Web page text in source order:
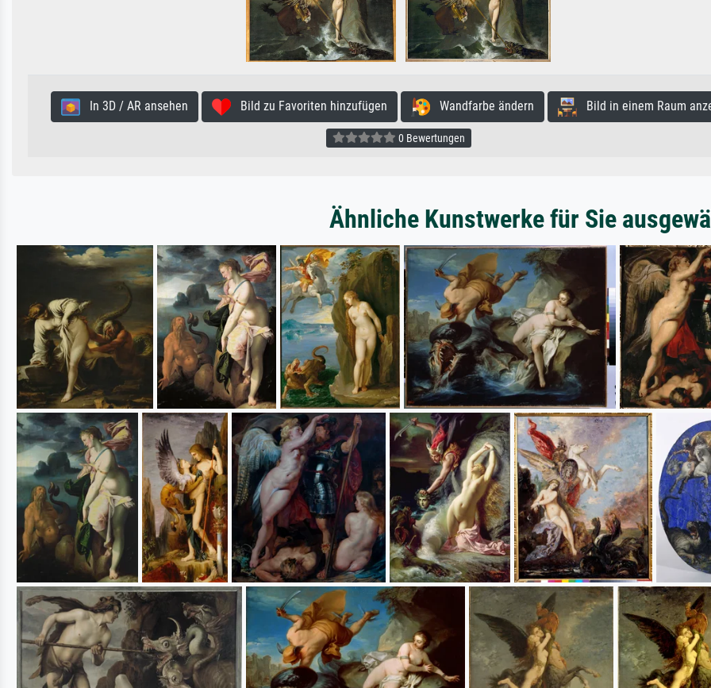
In 3D / AR ansehen Bild zu Favoriten hinzufügen Wandfarbe ändern Bild in einem Raum
0 Bewertungen
Ähnliche Kunstwerke für Sie